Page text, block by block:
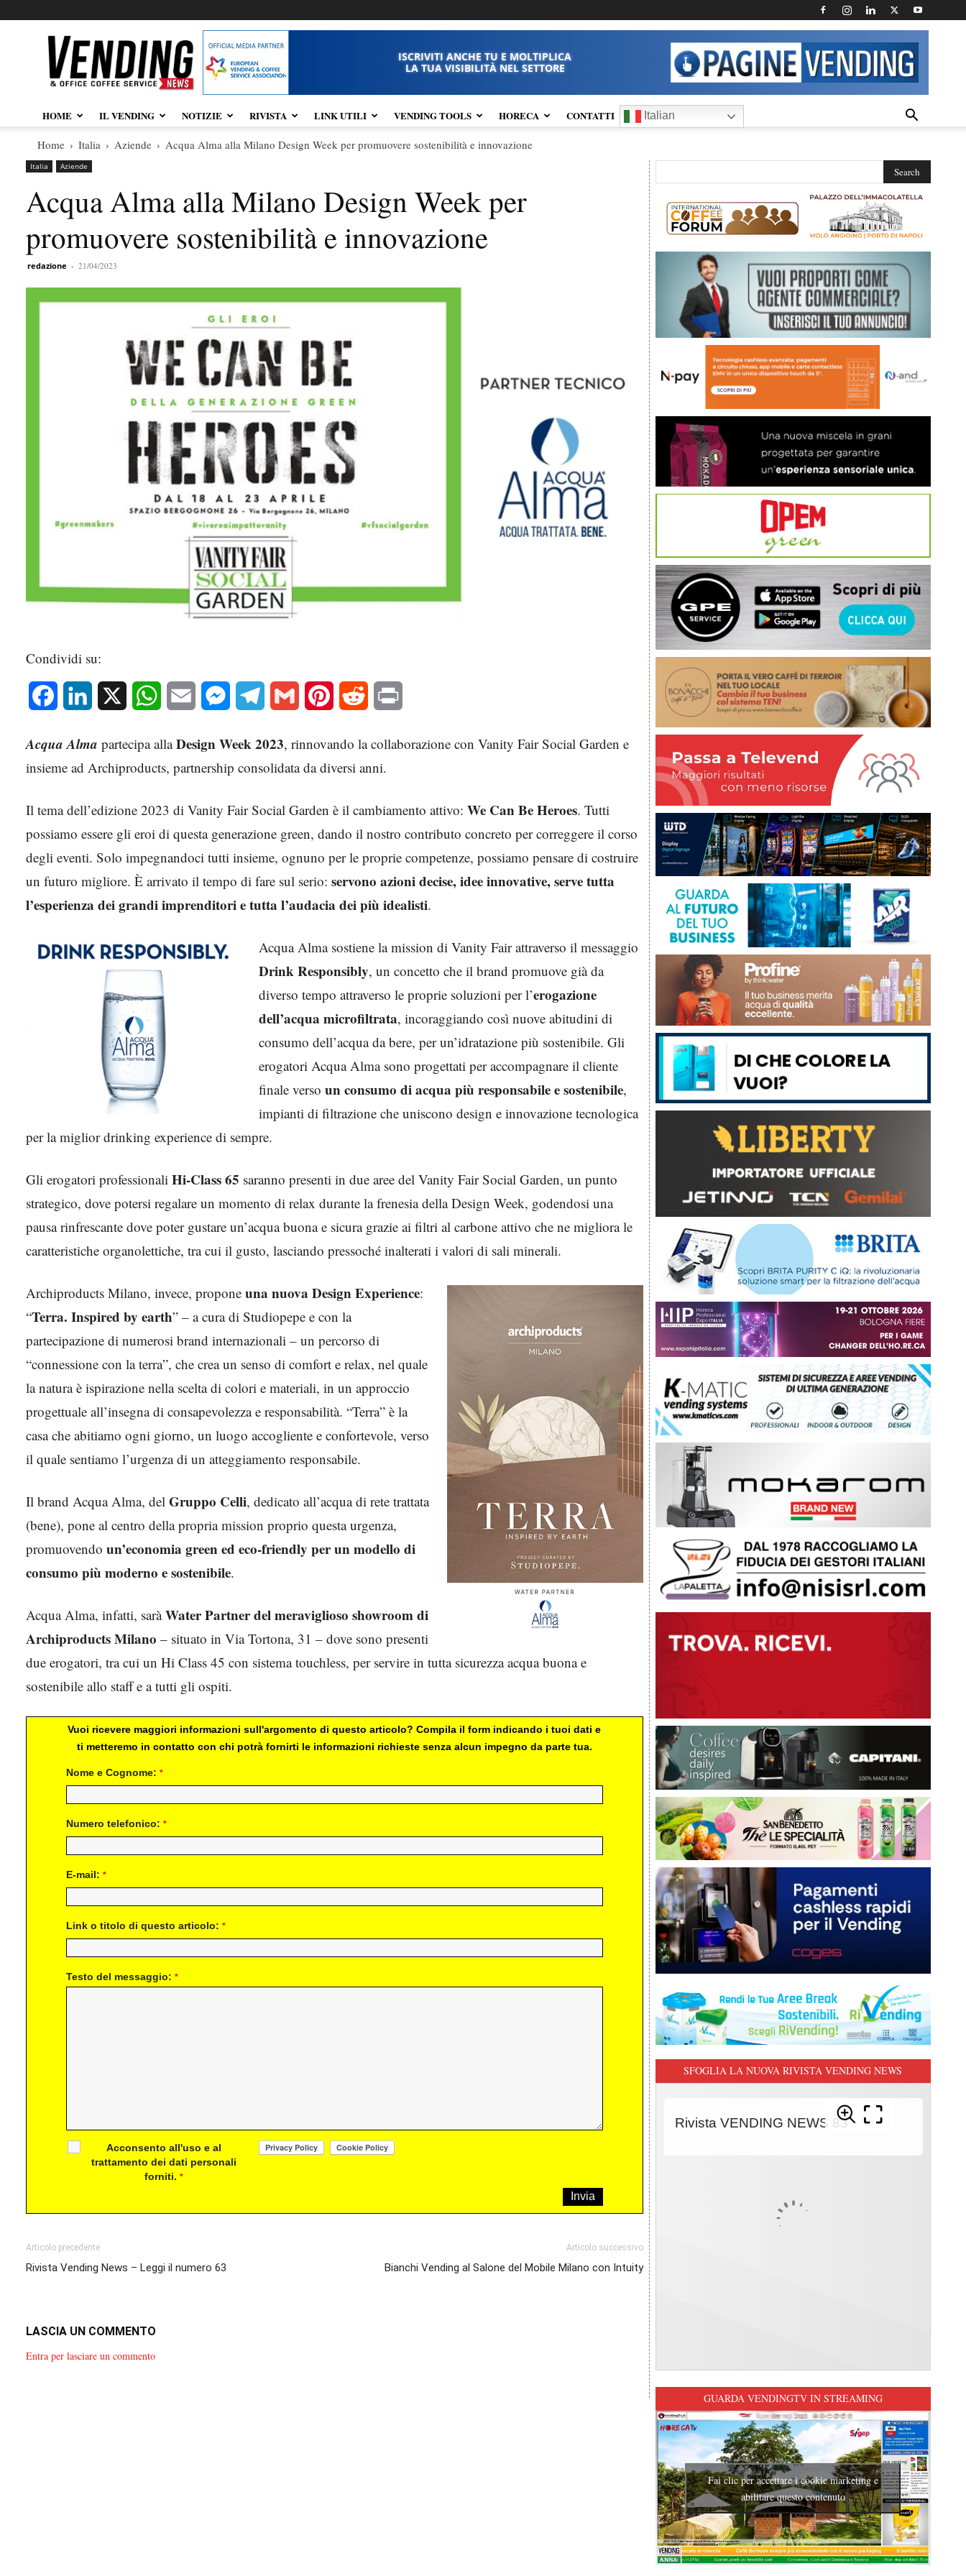
Vendingnews.it
ISCRIVITI ANCHE TU E MOLTIPLICA
LA TUA VISIBILITÀ NEL SETTORE
HOME IL VENDING NOTIZIE RIVISTA LINK UTILI VENDING TOOLS HORECA CONTATTI Italian
Home Italia Aziende Acqua Alma alla Milano Design Week per promuovere sostenibilità e innovazione
Italia Aziende
Acqua Alma alla Milano Design Week per
promuovere sostenibilità e innovazione
redazione - 21/04/2023
Condividi su:
Facebook LinkedIn WhatsAppEmail MessengerTelegram Gmail Pinterest Reddit
Acqua Alma partecipa allaDesign Week 2023, rinnovando la collaborazione con Vanity Fair Social Garden e
insieme ad Archiproducts, partnership consolidata da diversi anni.
Il tema dell’edizione 2023 di Vanity Fair Social Garden è il cambiamento attivo: We Can Be Heroes. Tutti
possiamo essere gli eroi di questa generazione green, dando il nostro contributo concreto per correggere il corso
degli eventi. Solo impegnandoci tutti insieme, ognuno per le proprie competenze, possiamo pensare di costruire
un futuro migliore. È arrivato il tempo di fare sul serio: servono azioni decise, idee innovative, serve tutta
l’esperienza dei grandi imprenditori e tutta l’audacia dei più idealisti.
Acqua Alma sostiene la mission di Vanity Fair attraverso il messaggio
Drink Responsibly, un concetto che il brand promuove già da
diverso tempo attraverso le proprie soluzioni per l’erogazione
dell’acqua microfiltrata, incoraggiando così nuove abitudini di
consumo dell’acqua da bere, per un’idratazione più sostenibile. Gli
erogatori Acqua Alma sono progettati per accompagnare il cliente
finale verso un consumo di acqua più responsabile e sostenibile,
impianti di filtrazione che uniscono design e innovazione tecnologica
per la miglior drinking experience di sempre.
Gli erogatori professionali Hi-Class 65 saranno presenti in due aree del Vanity Fair Social Garden, un punto
strategico, dove potersi regalare un momento di relax durante la frenesia della Design Week, godendosi una
pausa rinfrescante dove poter gustare un’acqua buona e sicura grazie ai filtri al carbone attivo che ne migliora le
caratteristiche organolettiche, tra cui il gusto, lasciando pressoché inalterati i valori di sali minerali.
Archiproducts Milano, invece, propone una nuova Design Experience:
“Terra. Inspired by earth” – a cura di Studiopepe e con la
partecipazione di numerosi brand internazionali – un percorso di
“connessione con la terra”, che crea un senso di comfort e relax, nel quale
la natura è ispirazione nella scelta di colori e materiali, in un approccio
progettuale all’insegna di consapevolezza e responsabilità. “Terra” è la
casa che abitiamo ogni giorno, un luogo accogliente e confortevole, verso
il quale sentiamo l’urgenza di un atteggiamento responsabile.
Il brand Acqua Alma, del Gruppo Celli, dedicato all’acqua di rete trattata
(bene), pone al centro della propria mission proprio questa urgenza,
promuovendo un’economia green ed eco-friendly per un modello di
consumo più moderno e sostenibile.
Acqua Alma, infatti, saràWater Partner del meraviglioso showroom di
Archiproducts Milano – situato in Via Tortona, 31 – dove sono presenti
due erogatori, tra cui un Hi Class 45 con sistema touchless, per servire in tutta sicurezza acqua buona e
sostenibile allo staff e a tutti gli ospiti.
Vuoi ricevere maggiori informazioni sull'argomento di questo articolo? Compila il form indicando i tuoi dati e
ti metteremo in contatto con chi potrà fornirti le informazioni richieste senza alcun impegno da parte tua.
Nome e Cognome: *
Numero telefonico: *
E-mail: *
Link o titolo di questo articolo: *
Testo del messaggio: *
Acconsento all'uso e al
trattamento dei dati personali
forniti.*
Articolo precedente
Rivista Vending News – Leggi il numero 63
Articolo successivo
Bianchi Vending al Salone del Mobile Milano con Intuity
LASCIA UN COMMENTO
Entra per lasciare un commento
SFOGLIA LA NUOVA RIVISTA VENDING NEWS
GUARDA VENDINGTV IN STREAMING
Fai clic per accettare i cookie marketing e
abilitare questo contenuto